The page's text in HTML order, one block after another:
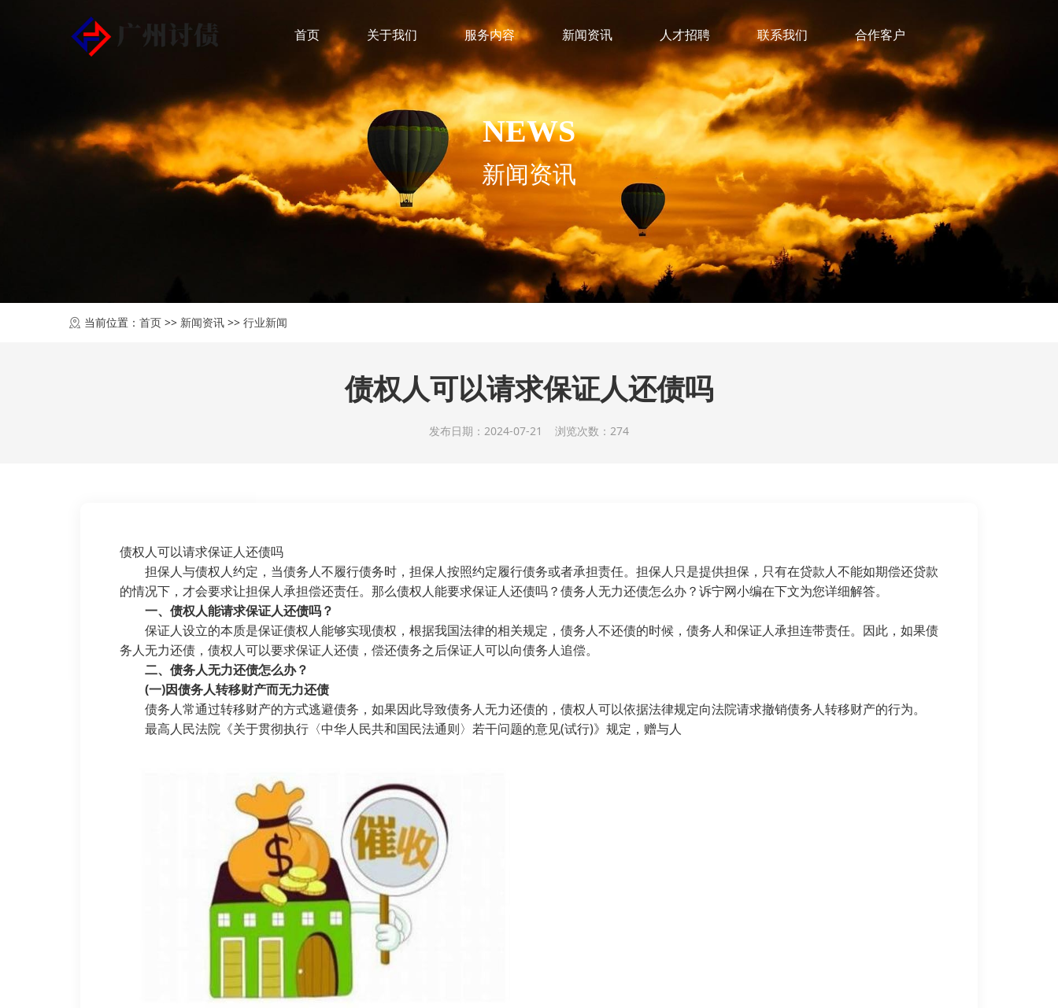
首页 关于我们 服务内容 新闻资讯 人才招聘 联系我们 合作客户
NEWS
新闻资讯
当前位置： 首页 >> 新闻资讯 >> 行业新闻
债权人可以请求保证人还债吗
发布日期：2024-07-21 浏览次数：274
债权人可以请求保证人还债吗
担保人与债权人约定，当债务人不履行债务时，担保人按照约定履行债务或者承担责任。担保人只是提供担保，只有在贷款人不能如期偿还贷款
的情况下，才会要求让担保人承担偿还责任。那么债权人能要求保证人还债吗？债务人无力还债怎么办？诉宁网小编在下文为您详细解答。
一、债权人能请求保证人还债吗？
保证人设立的本质是保证债权人能够实现债权，根据我国法律的相关规定，债务人不还债的时候，债务人和保证人承担连带责任。因此，如果债
务人无力还债，债权人可以要求保证人还债，偿还债务之后保证人可以向债务人追偿。
二、债务人无力还债怎么办？
(一)因债务人转移财产而无力还债
债务人常通过转移财产的方式逃避债务，如果因此导致债务人无力还债的，债权人可以依据法律规定向法院请求撤销债务人转移财产的行为。
最高人民法院《关于贯彻执行〈中华人民共和国民法通则〉若干问题的意见(试行)》规定，赠与人